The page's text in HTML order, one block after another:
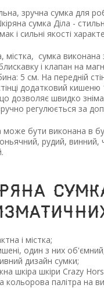
зручна сумка для
сумка Діла -
і сильні якості
містка, сумка виконана
і клапан на
5 см. На передній
додатковий
дозволяє швидко
регулюється за
може бути виконана в
рудий, винний,
і містка;
один з них
дизайн сумки;
шкіра шкіри Crazy
кольорова палітра на